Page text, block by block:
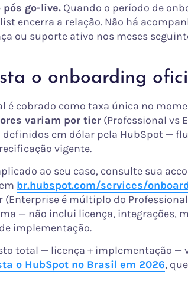
go-live. Quando o período de
encerra a relação. Não há
ou suporte ativo nos meses
o onboarding
é cobrado como taxa única no
variam por tier (Professional vs
definidos em dólar pela HubSpot —
vigente.
ao seu caso, consulte sua
br.hubspot.com/services/
é múltiplo do
— não inclui licença, integrações,
implementação.
total — licença + implementação —
o HubSpot no Brasil em 2026,